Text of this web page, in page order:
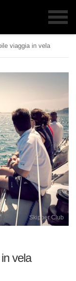
viaggia in vela
Skipper Club
vela